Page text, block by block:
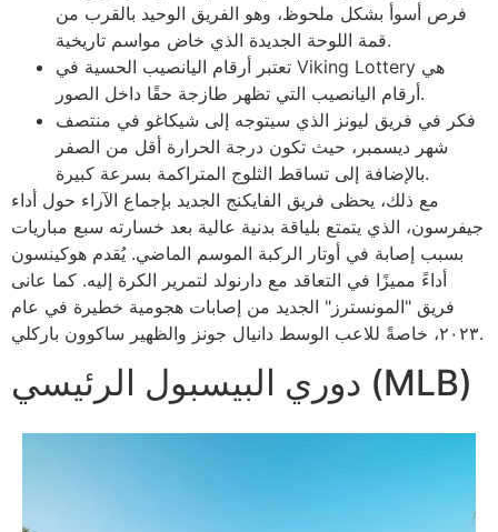
فرص أسوأ بشكل ملحوظ، وهو الفريق الوحيد بالقرب من
قمة اللوحة الجديدة الذي خاض مواسم تاريخية.
تعتبر أرقام اليانصيب الحسية في Viking Lottery هي
أرقام اليانصيب التي تظهر طازجة حقًا داخل الصور.
فكر في فريق ليونز الذي سيتوجه إلى شيكاغو في منتصف
شهر ديسمبر، حيث تكون درجة الحرارة أقل من الصفر
بالإضافة إلى تساقط الثلوج المتراكمة بسرعة كبيرة.
مع ذلك، يحظى فريق الفايكنج الجديد بإجماع الآراء حول أداء
جيفرسون، الذي يتمتع بلياقة بدنية عالية بعد خسارته سبع مباريات
بسبب إصابة في أوتار الركبة الموسم الماضي. يُقدم هوكينسون
أداءً مميزًا في التعاقد مع دارنولد لتمرير الكرة إليه. كما عانى
فريق "المونسترز" الجديد من إصابات هجومية خطيرة في عام
٢٠٢٣، خاصةً للاعب الوسط دانيال جونز والظهير ساكوون باركلي.
دوري البيسبول الرئيسي (MLB)